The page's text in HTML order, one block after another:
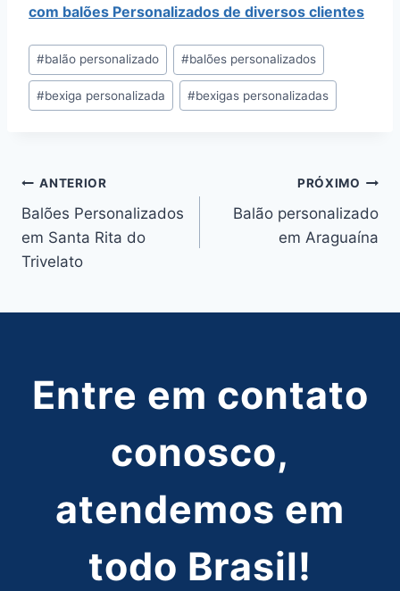
com balões Personalizados de diversos clientes
Tags
do
Post:
#balão personalizado #balões personalizados
#bexiga personalizada #bexigas personalizadas
Navegação
de
Post
ANTERIOR
Balões Personalizados
em Santa Rita do
Trivelato
PRÓXIMO
Balão personalizado
em Araguaína
Entre em contato
conosco,
atendemos em
todo Brasil!